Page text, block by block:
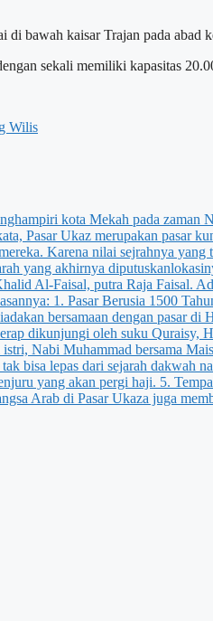
bawah kaisar Trajan pada abad
sekali memiliki kapasitas
Wilis